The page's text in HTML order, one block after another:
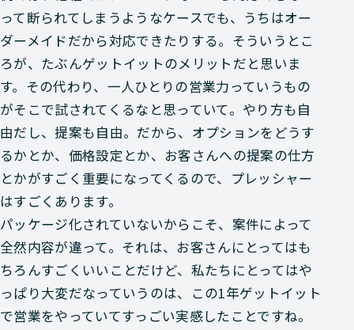
って断られてしまうようなケースでも、うちはオー
ダーメイドだから対応できたりする。そういうとこ
ろが、たぶんゲットイットのメリットだと思いま
す。その代わり、一人ひとりの営業力っていうもの
がそこで試されてくるなと思っていて。やり方も自
由だし、提案も自由。だから、オプションをどうす
るかとか、価格設定とか、お客さんへの提案の仕方
とかがすごく重要になってくるので、プレッシャー
はすごくあります。
パッケージ化されていないからこそ、案件によって
全然内容が違って。それは、お客さんにとってはも
ちろんすごくいいことだけど、私たちにとってはや
っぱり大変だなっていうのは、この1年ゲットイット
で営業をやっていてすっごい実感したことですね。